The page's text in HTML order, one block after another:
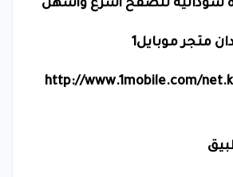
سودانية لتصفح أسرع وأسهل
متجر موبايل1
http://www.1mobile.com/